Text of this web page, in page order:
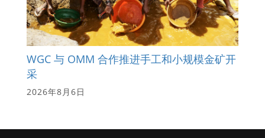
WGC 与 OMM 合作推进手工和小规模金矿开
采
2026年8月6日